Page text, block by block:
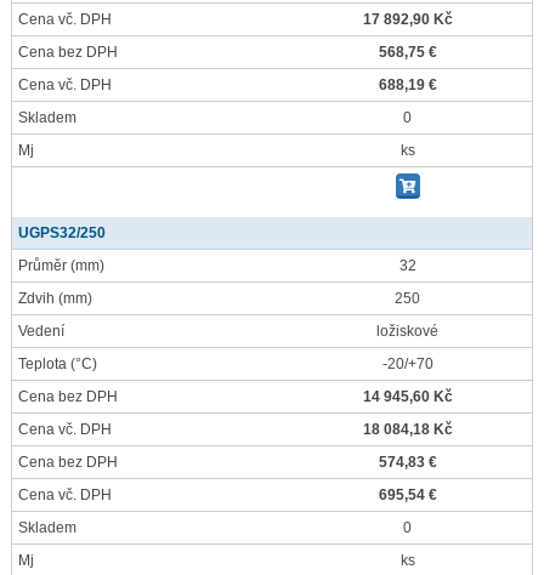
Cena vč. DPH
17 892,90 Kč
Cena bez DPH
568,75 €
Cena vč. DPH
688,19 €
Skladem
0
Mj
ks
UGPS32/250
Průměr (mm)
32
Zdvih (mm)
250
Vedení
ložiskové
Teplota (°C)
-20/+70
Cena bez DPH
14 945,60 Kč
Cena vč. DPH
18 084,18 Kč
Cena bez DPH
574,83 €
Cena vč. DPH
695,54 €
Skladem
0
Mj
ks